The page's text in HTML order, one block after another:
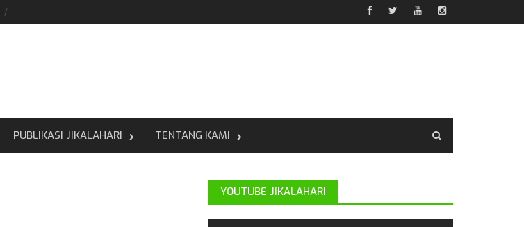
PUBLIKASI JIKALAHARI TENTANG KAMI
YOUTUBE JIKALAHARI